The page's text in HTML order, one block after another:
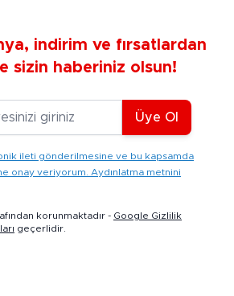
indirim ve fırsatlardan
sizin haberiniz olsun!
E-posta Adresiniz
Üye Ol
ileti gönderilmesine ve bu kapsamda
onay veriyorum. Aydınlatma metnini
korunmaktadır - Google Gizlilik
geçerlidir.